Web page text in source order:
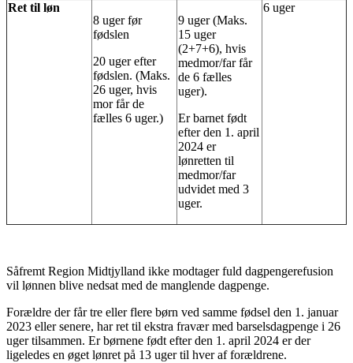
Ret til løn
8 uger før
fødslen
20 uger efter
fødslen. (Maks.
26 uger, hvis
mor får de
fælles 6 uger.)
9 uger (Maks.
15 uger
(2+7+6), hvis
medmor/far får
de 6 fælles
uger).
Er barnet født
efter den 1. april
2024 er
lønretten til
medmor/far
udvidet med 3
uger.
6 uger
Såfremt Region Midtjylland ikke modtager fuld dagpengerefusion
vil lønnen blive nedsat med de manglende dagpenge.
Forældre der får tre eller flere børn ved samme fødsel den 1. januar
2023 eller senere, har ret til ekstra fravær med barselsdagpenge i 26
uger tilsammen. Er børnene født efter den 1. april 2024 er der
ligeledes en øget lønret på 13 uger til hver af forældrene.